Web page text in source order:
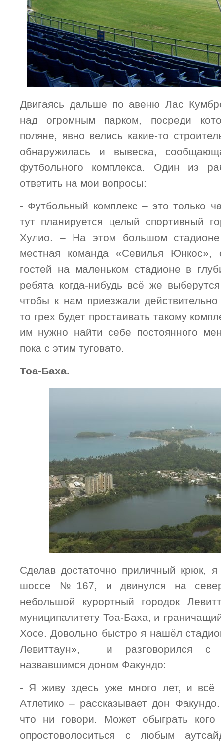
Двигаясь дальше по авеню Лас
над огромным парком, посреди
поляне, явно велись какие-то
обнаружилась и вывеска,
футбольного комплекса. Один из
ответить на мои вопросы:
- Футбольный комплекс – это только
тут планируется целый спортивный
Хулио. – На этом большом
местная команда «Севилья Юнкос»,
гостей на маленьком стадионе в
ребята когда-нибудь всё же
чтобы к нам приезжали
то грех будет простаивать такому
им нужно найти себе постоянного
пока с этим туговато.
Тоа-Баха.
Сделав достаточно приличный крюк,
шоссе №167, и двинулся на
небольшой курортный городок
муниципалитету Тоа-Баха, и
Хосе. Довольно быстро я нашёл
Левиттаун», и разговорился с
назвавшимся доном Факундо:
- Я живу здесь уже много лет, и всё
Атлетико – рассказывает дон
что ни говори. Может обыграть
опростоволоситься с любым